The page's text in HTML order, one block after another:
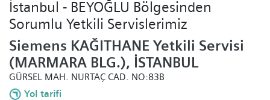
İstanbul - BEYOĞLU Bölgesinden
Sorumlu Yetkili Servislerimiz
Siemens KAĞITHANE Yetkili Servisi
(MARMARA BLG.), İSTANBUL
GÜRSEL MAH. NURTAÇ CAD. NO:83B
Yol tarifi